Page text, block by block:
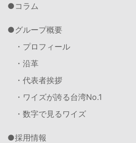
コラム
グループ概要
・プロフィール
・沿革
・代表者挨拶
・ワイズが誇る台湾No.1
・数字で見るワイズ
採用情報